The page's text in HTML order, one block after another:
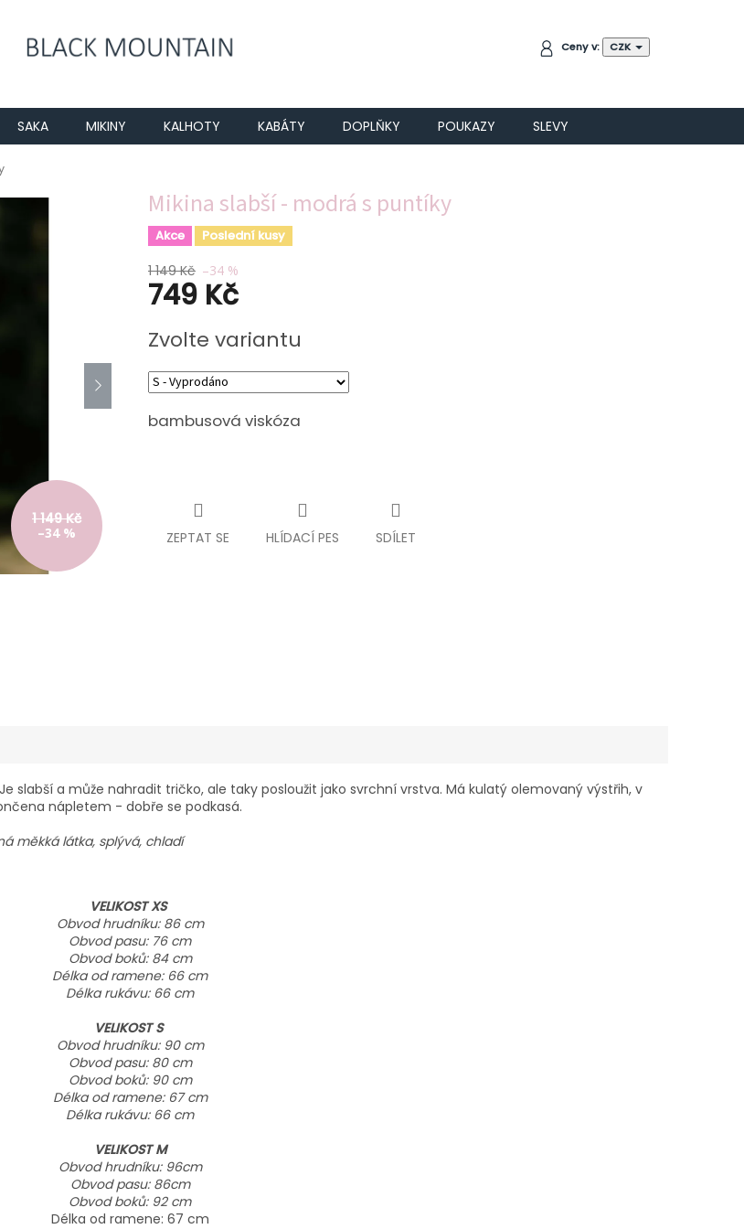
NÁKUPNÍCeny v: CZK
SAKA MIKINY KALHOTY KABÁTY DOPLŇKY POUKAZY SLEVY
Mikina slabší - modrá s puntíky
Akce Poslední kusy
1 149 Kč
–34 %
1 149 Kč –34 %
749 Kč
cena:
Zvolte variantu
bambusová viskóza
ZEPTAT SE HLÍDACÍ PES SDÍLET
slabší a může nahradit tričko, ale taky posloužit jako svrchní vrstva. Má kulatý olemovaný výstřih, v
nápletem - dobře se podkasá.
měkká látka, splývá, chladí
VELIKOST XS
Obvod hrudníku: 86 cm
Obvod pasu: 76 cm
Obvod boků: 84 cm
Délka od ramene: 66 cm
Délka rukávu: 66 cm
VELIKOST S
Obvod hrudníku: 90 cm
Obvod pasu: 80 cm
Obvod boků: 90 cm
Délka od ramene: 67 cm
Délka rukávu: 66 cm
VELIKOST M
Obvod hrudníku: 96cm
Obvod pasu: 86cm
Obvod boků: 92 cm
Délka od ramene: 67 cm